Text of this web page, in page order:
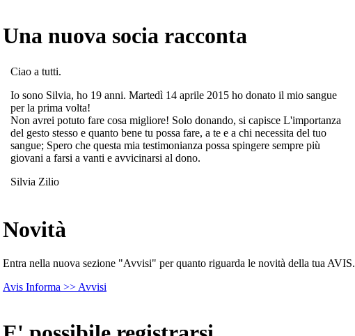
Una nuova socia racconta
Ciao a tutti.
Io sono Silvia, ho 19 anni. Martedì 14 aprile 2015 ho donato il mio sangue
per la prima volta!
Non avrei potuto fare cosa migliore! Solo donando, si capisce L'importanza
del gesto stesso e quanto bene tu possa fare, a te e a chi necessita del tuo
sangue; Spero che questa mia testimonianza possa spingere sempre più
giovani a farsi a vanti e avvicinarsi al dono.
Silvia Zilio
Novità
Entra nella nuova sezione "Avvisi" per quanto riguarda le novità della tua AVIS.
Avis Informa >> Avvisi